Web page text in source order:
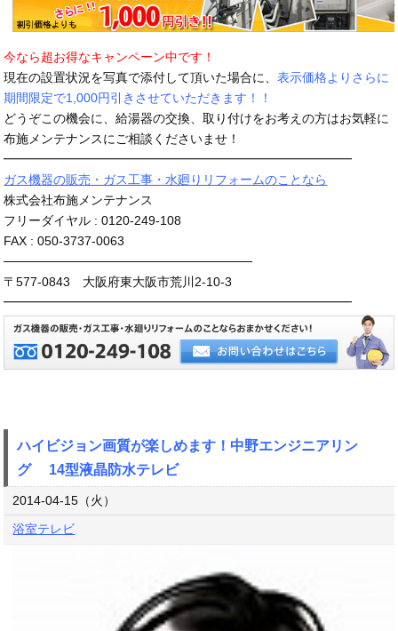
今なら超お得なキャンペーン中です！
現在の設置状況を写真で添付して頂いた場合に、表示価格よりさらに
期間限定で1,000円引きさせていただきます！！
どうぞこの機会に、給湯器の交換、取り付けをお考えの方はお気軽に
布施メンテナンスにご相談くださいませ！
━━━━━━━━━━━━━━━━━━━━━━━━━━━━
ガス機器の販売・ガス工事・水廻りリフォームのことなら
株式会社布施メンテナンス
フリーダイヤル : 0120-249-108
FAX : 050-3737-0063
────────────────────────────
〒577-0843 大阪府東大阪市荒川2-10-3
━━━━━━━━━━━━━━━━━━━━━━━━━━━━
ハイビジョン画質が楽しめます！中野エンジニアリン
グ 14型液晶防水テレビ
2014-04-15（火）
浴室テレビ